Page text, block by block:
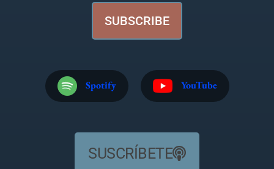
SUBSCRIBE
Spotify YouTube
SUSCRÍBETE